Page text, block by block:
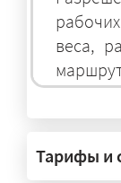
веса,
— На
Тарифы и